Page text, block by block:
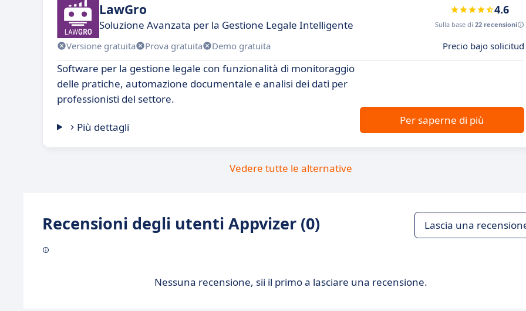
LawGro
Soluzione Avanzata per la Gestione Legale Intelligente
4.6
Sulla base di 22 recensioni
Versione gratuita Prova gratuita Demo gratuita Precio bajo solicitud
Software per la gestione legale con funzionalità di monitoraggio
delle pratiche, automazione documentale e analisi dei dati per
professionisti del settore.
Più dettagli
Per saperne di più
Vedere tutte le alternative
Recensioni degli utenti Appvizer (0) Lascia una
Nessuna recensione, sii il primo a lasciare una recensione.